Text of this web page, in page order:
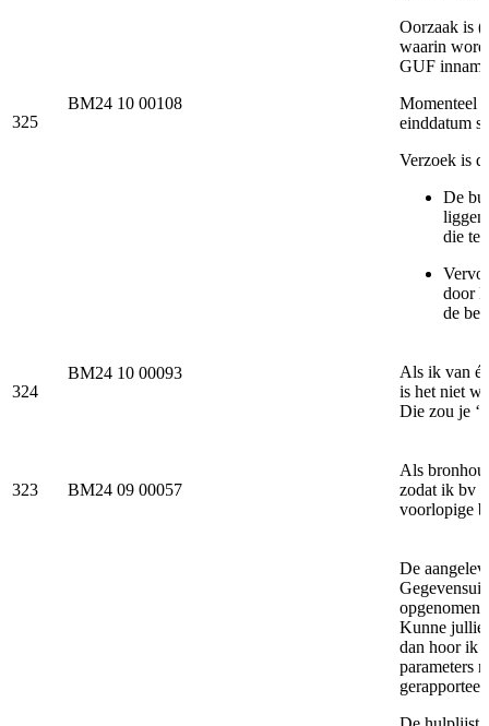
325
BM24 10 00108
Oorzaak is (
waarin
GUF
Momenteel
einddatum
Verzoek is
De
die te
door
de
324
BM24 10 00093
Als ik van
is het niet
Die zou je
323 BM24 09 00057
Als
zodat ik bv
voorlopige
De
opgenomen
Kunne jullie
dan hoor ik
parameters